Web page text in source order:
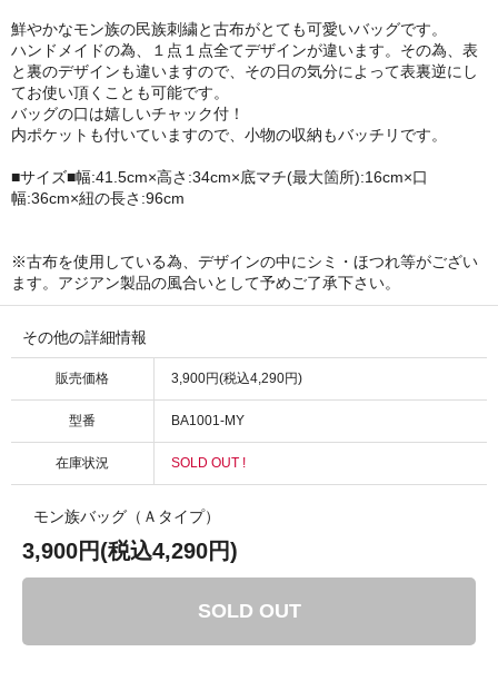
鮮やかなモン族の民族刺繍と古布がとても可愛いバッグです。
ハンドメイドの為、１点１点全てデザインが違います。その為、表
と裏のデザインも違いますので、その日の気分によって表裏逆にし
てお使い頂くことも可能です。
バッグの口は嬉しいチャック付！
内ポケットも付いていますので、小物の収納もバッチリです。
■サイズ■幅:41.5cm×高さ:34cm×底マチ(最大箇所):16cm×口
幅:36cm×紐の長さ:96cm
※古布を使用している為、デザインの中にシミ・ほつれ等がござい
ます。アジアン製品の風合いとして予めご了承下さい。
その他の詳細情報
販売価格 3,900円(税込4,290円)
型番 BA1001-MY
在庫状況 SOLD OUT !
モン族バッグ（Ａタイプ）
3,900円(税込4,290円)
SOLD OUT